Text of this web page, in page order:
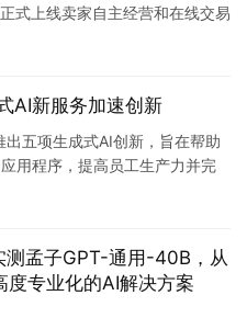
式上线卖家自主经营和在线交易
AI新服务加速创新
五项生成式AI创新，旨在帮助
用程序，提高员工生产力并完
测孟子GPT-通用-40B，从
度专业化的AI解决方案